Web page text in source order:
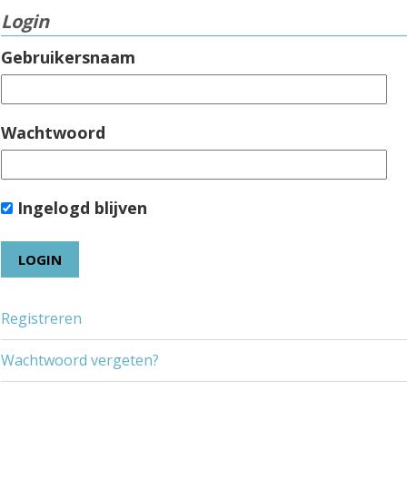
Login
Gebruikersnaam
Wachtwoord
Ingelogd blijven
Registreren
Wachtwoord vergeten?